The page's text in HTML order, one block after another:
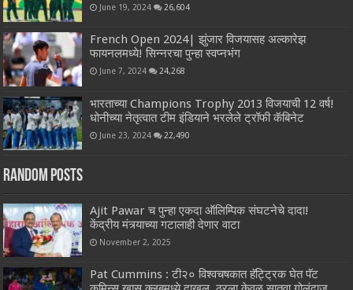
June 19, 2024 26,604
French Open 2024| झुंजार विजयासह अल्कारेझ
फायनलमध्ये! सिन्नरचा पुन्हा स्वप्नभंग
June 7, 2024 24,268
भारताच्या Champions Trophy 2013 विजयाची 12 वर्ष!
धोनीच्या नेतृत्वात टीम इंडियाने भरलेले ट्रॉफी कॅबिनेट
June 23, 2024 22,490
Random Posts
Ajit Pawar च पुन्हा एकदा ऑलिम्पिक संघटनेचे दादा!
केंद्रीय मंत्र्याच्या गटालाही देणार वाटा
November 2, 2025
Pat Cummins : टी२० विश्वचषकात हॅट्ट्रिक घेत पॅट